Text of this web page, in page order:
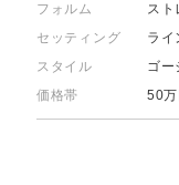
フォルム
スト
セッティング
ライ
スタイル
ゴー
価格帯
50万